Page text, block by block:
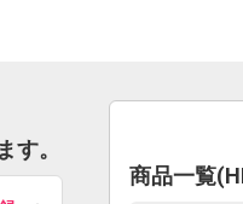
。
商品一覧